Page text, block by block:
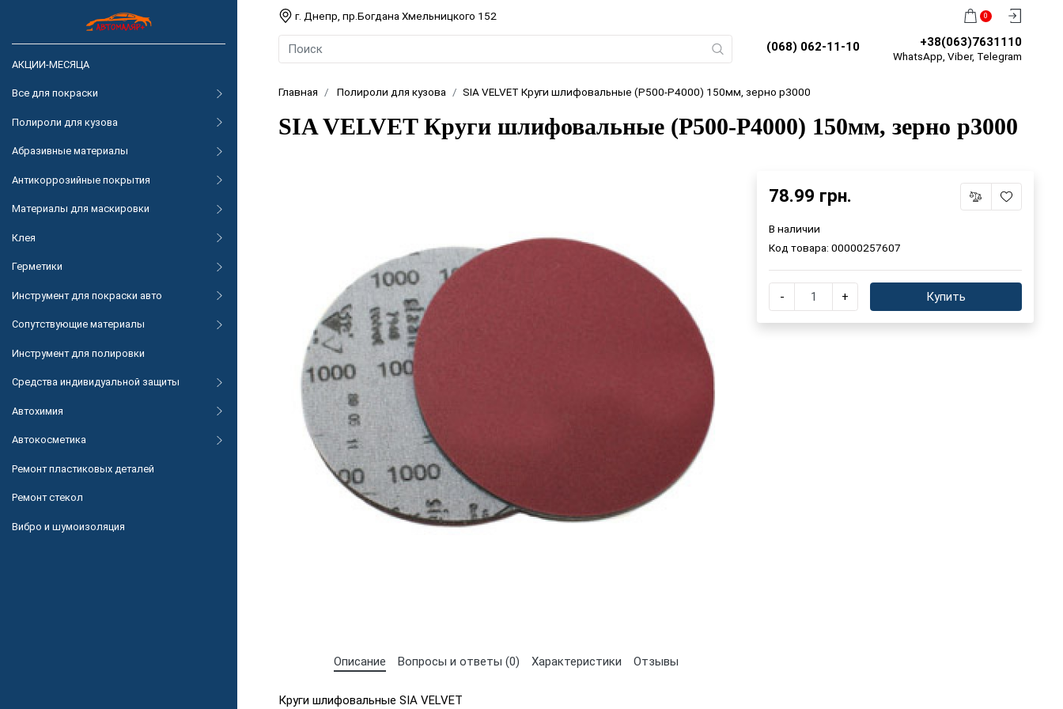
АКЦИИ-МЕСЯЦА
Все для покраски
Полироли для кузова
Абразивные материалы
Антикоррозийные покрытия
Материалы для маскировки
Клея
Герметики
Инструмент для покраски авто
Сопутствующие материалы
Инструмент для полировки
Средства индивидуальной защиты
Автохимия
Автокосметика
Ремонт пластиковых деталей
Ремонт стекол
Вибро и шумоизоляция
г. Днепр, пр.Богдана Хмельницкого 152
(068) 062-11-10
0
+38(063)7631110
WhatsApp, Viber, Telegram
Главная Полироли для кузова SIA VELVET Круги шлифовальные (Р500-Р4000) 150мм, зерно р3000
SIA VELVET Круги шлифовальные (Р500-Р4000) 150мм, зерно р3000
Описание Вопросы и ответы (0) Характеристики Отзывы
Круги шлифовальные SIA VELVET
78.99 грн.
В наличии
Код товара: 00000257607
- + Купить